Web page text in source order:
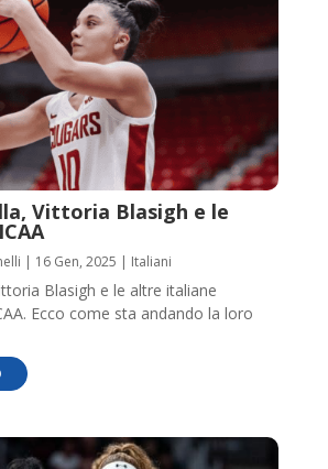
Vittoria Blasigh e le
| 16 Gen, 2025 | Italiani
Blasigh e le altre italiane
Ecco come sta andando la loro